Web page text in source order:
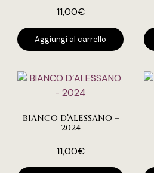
11,00€
Aggiungi al carrello
BIANCO D’ALESSANO –
2024
11,00€